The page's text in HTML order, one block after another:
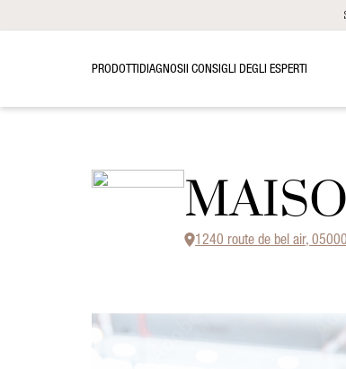
PRODOTTI DIAGNOSI I CONSIGLI DEGLI ESPERTI
1240 route de bel air, 05000